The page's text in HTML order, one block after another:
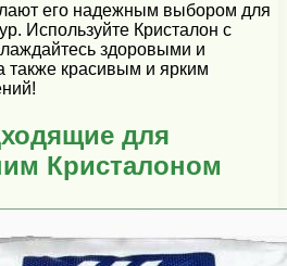
его надежным выбором для
Используйте Кристалон с
здоровыми и
красивым и ярким
для
Кристалоном